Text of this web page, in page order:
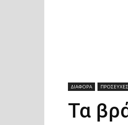
ΔΙΑΦΟΡΑ ΠΡΟΣΕΥΧΕΣ
Τα